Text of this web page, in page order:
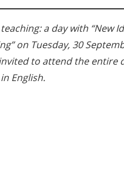
a day with “New
on Tuesday, 30
to attend the entire
English.